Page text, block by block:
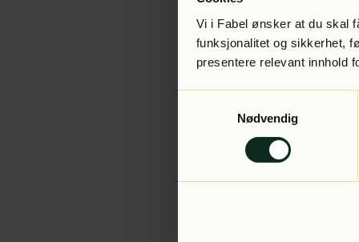
Vi i Fabel ønsker at du skal
funksjonalitet og sikkerhet,
presentere relevant innhold
Nødvendig
Application